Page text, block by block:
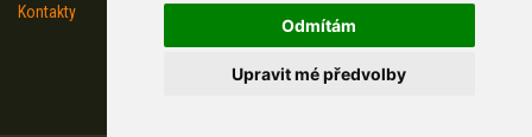
Odmítám
Upravit mé předvolby
Kontakty